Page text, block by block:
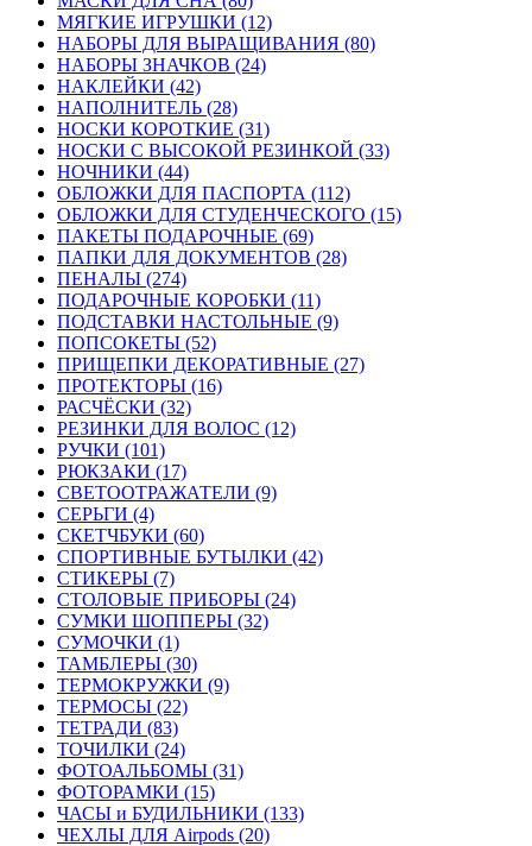
МЯГКИЕ ИГРУШКИ (12)
НАБОРЫ ДЛЯ ВЫРАЩИВАНИЯ (80)
НАБОРЫ ЗНАЧКОВ (24)
НАКЛЕЙКИ (42)
НАПОЛНИТЕЛЬ (28)
НОСКИ КОРОТКИЕ (31)
НОСКИ С ВЫСОКОЙ РЕЗИНКОЙ (33)
НОЧНИКИ (44)
ОБЛОЖКИ ДЛЯ ПАСПОРТА (112)
ОБЛОЖКИ ДЛЯ СТУДЕНЧЕСКОГО (15)
ПАКЕТЫ ПОДАРОЧНЫЕ (69)
ПАПКИ ДЛЯ ДОКУМЕНТОВ (28)
ПЕНАЛЫ (274)
ПОДАРОЧНЫЕ КОРОБКИ (11)
ПОДСТАВКИ НАСТОЛЬНЫЕ (9)
ПОПСОКЕТЫ (52)
ПРИЩЕПКИ ДЕКОРАТИВНЫЕ (27)
ПРОТЕКТОРЫ (16)
РАСЧЁСКИ (32)
РЕЗИНКИ ДЛЯ ВОЛОС (12)
РУЧКИ (101)
РЮКЗАКИ (17)
СВЕТООТРАЖАТЕЛИ (9)
СЕРЬГИ (4)
СКЕТЧБУКИ (60)
СПОРТИВНЫЕ БУТЫЛКИ (42)
СТИКЕРЫ (7)
СТОЛОВЫЕ ПРИБОРЫ (24)
СУМКИ ШОППЕРЫ (32)
СУМОЧКИ (1)
ТАМБЛЕРЫ (30)
ТЕРМОКРУЖКИ (9)
ТЕРМОСЫ (22)
ТЕТРАДИ (83)
ТОЧИЛКИ (24)
ФОТОАЛЬБОМЫ (31)
ФОТОРАМКИ (15)
ЧАСЫ и БУДИЛЬНИКИ (133)
ЧЕХЛЫ ДЛЯ Airpods (20)